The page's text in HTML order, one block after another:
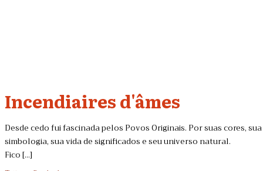
Incendiaires d'âmes
Desde cedo fui fascinada pelos Povos Originais. Por suas cores, sua
simbologia, sua vida de significados e seu universo natural.
Fico [...]